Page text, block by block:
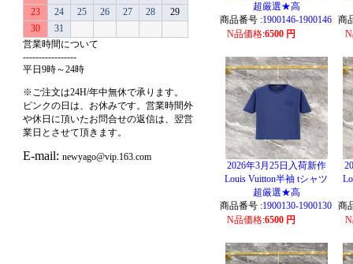
23
24 25 26 27 28
29
30
31
営業時間について
-----------------
平日9時～24時
※ご注文は24H/年中無休で承ります。
ピンクの日は、お休みです。営業時間外
や休日に頂いたお問合せの返信は、翌営
業日とさせて頂きます。
E-mail: newyago@vip.163.com
超厳選★高
商品番号 :1900146-1900146
N品価格:6500 円
商
2026年3月25日入荷新作
Louis Vuitton半袖 tシャツ
超厳選★高
商品番号 :1900130-1900130
N品価格:6500 円
商